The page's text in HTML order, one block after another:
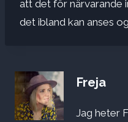
att det för närvarande
det ibland kan anses
Freja
Jag heter